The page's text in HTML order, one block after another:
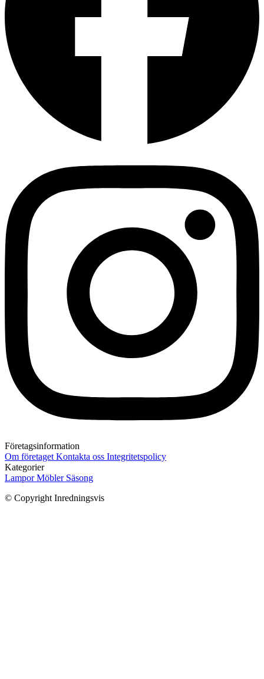
Företagsinformation
Om företaget Kontakta oss Integritetspolicy
Kategorier
LamporMöbler Säsong
© Copyright Inredningsvis